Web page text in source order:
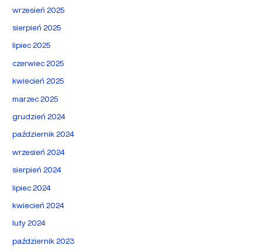
wrzesień 2025
sierpień 2025
lipiec 2025
czerwiec 2025
kwiecień 2025
marzec 2025
grudzień 2024
październik 2024
wrzesień 2024
sierpień 2024
lipiec 2024
kwiecień 2024
luty 2024
październik 2023